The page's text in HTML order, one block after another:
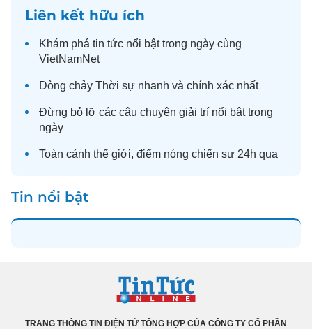
Liên kết hữu ích
Khám phá tin tức nổi bật trong ngày cùng
VietNamNet
Dòng chảy Thời sự nhanh và chính xác nhất
Đừng bỏ lỡ các câu chuyện giải trí nổi bật trong
ngày
Toàn cảnh thế giới, điểm nóng chiến sự 24h qua
Tin nổi bật
TRANG THÔNG TIN ĐIỆN TỬ TỔNG HỢP CỦA CÔNG TY CỔ PHẦN